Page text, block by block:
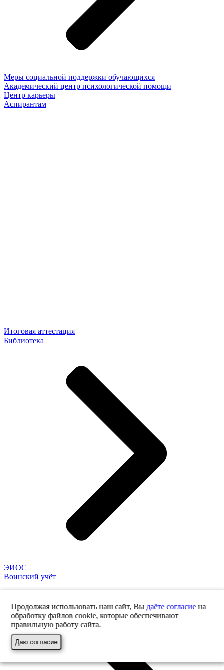
Меры социальной поддержки обучающихся
Академический центр психологической помощи
Центр карьеры
Аспирантам
Итоговая аттестация
Библиотека
ЭИОС
Воинский учёт
Продолжая использовать наш сайт, Вы даёте согласиена
обработку файлов cookie, которые обеспечивают
правильную работу сайта.
Даю согласие